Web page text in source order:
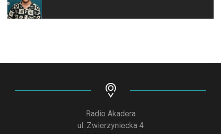
Radio Akadera
ul. Zwierzyniecka 4